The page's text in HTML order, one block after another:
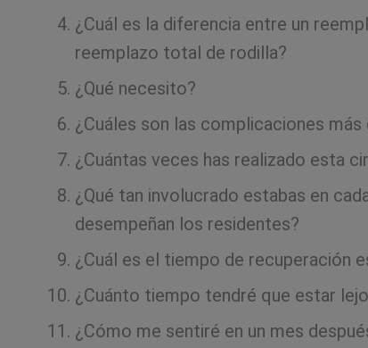
¿Cuál es la diferencia entre un
reemplazo total de rodilla?
¿Qué necesito?
¿Cuáles son las complicaciones
¿Cuántas veces has realizado esta
¿Qué tan involucrado estabas en
desempeñan los residentes?
¿Cuál es el tiempo de recuperación
¿Cuánto tiempo tendré que estar
¿Cómo me sentiré en un mes